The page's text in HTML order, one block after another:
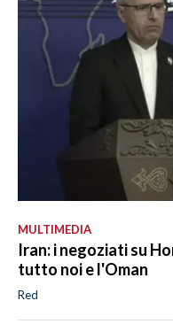
MULTIMEDIA
Iran: i negoziati su
tutto noi e l'Oman
Red